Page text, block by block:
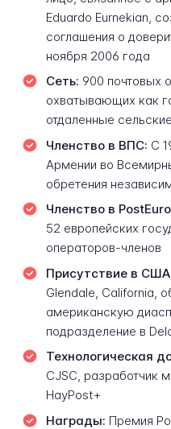
Eduardo Eurnekian,
соглашения о
ноября 2006 года
Сеть: 900 почтовых
охватывающих как
отдаленные
Членство в ВПС: С
Армении во
обретения
Членство в
52 европейских
операторов-членов
Присутствие в
Glendale, California,
американскую
подразделение в
Технологическая
CJSC, разработчик
HayPost+
Награды: Премия